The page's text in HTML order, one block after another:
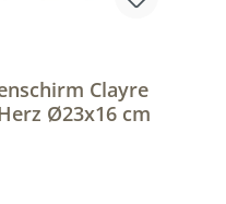
Clayre
Ø23x16 cm